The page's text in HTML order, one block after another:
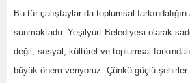
Bu tür çalıştaylar da toplumsal
sunmaktadır. Yeşilyurt Belediyesi olarak
değil; sosyal, kültürel ve toplumsal
büyük önem veriyoruz. Çünkü güçlü